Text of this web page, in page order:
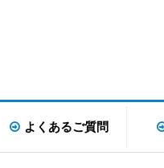
よくあるご質問